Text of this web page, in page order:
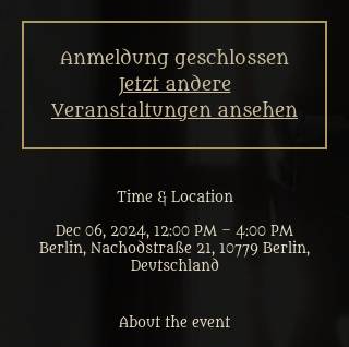
Anmeldung geschlossen
Jetzt andere
Veranstaltungen ansehen
Time & Location
Dec 06, 2024, 12:00 PM – 4:00 PM
Berlin, Nachodstraße 21, 10779 Berlin,
Deutschland
About the event